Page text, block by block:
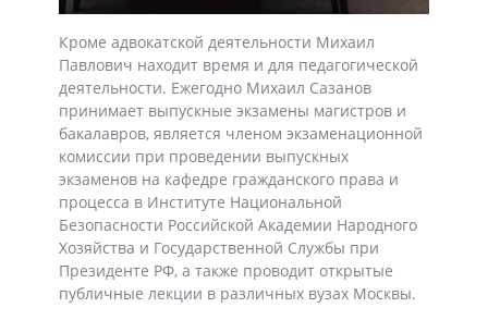
Кроме адвокатской деятельности Михаил
Павлович находит время и для педагогической
деятельности. Ежегодно Михаил Сазанов
принимает выпускные экзамены магистров и
бакалавров, является членом экзаменационной
комиссии при проведении выпускных
экзаменов на кафедре гражданского права и
процесса в Институте Национальной
Безопасности Российской Академии Народного
Хозяйства и Государственной Службы при
Президенте РФ, а также проводит открытые
публичные лекции в различных вузах Москвы.